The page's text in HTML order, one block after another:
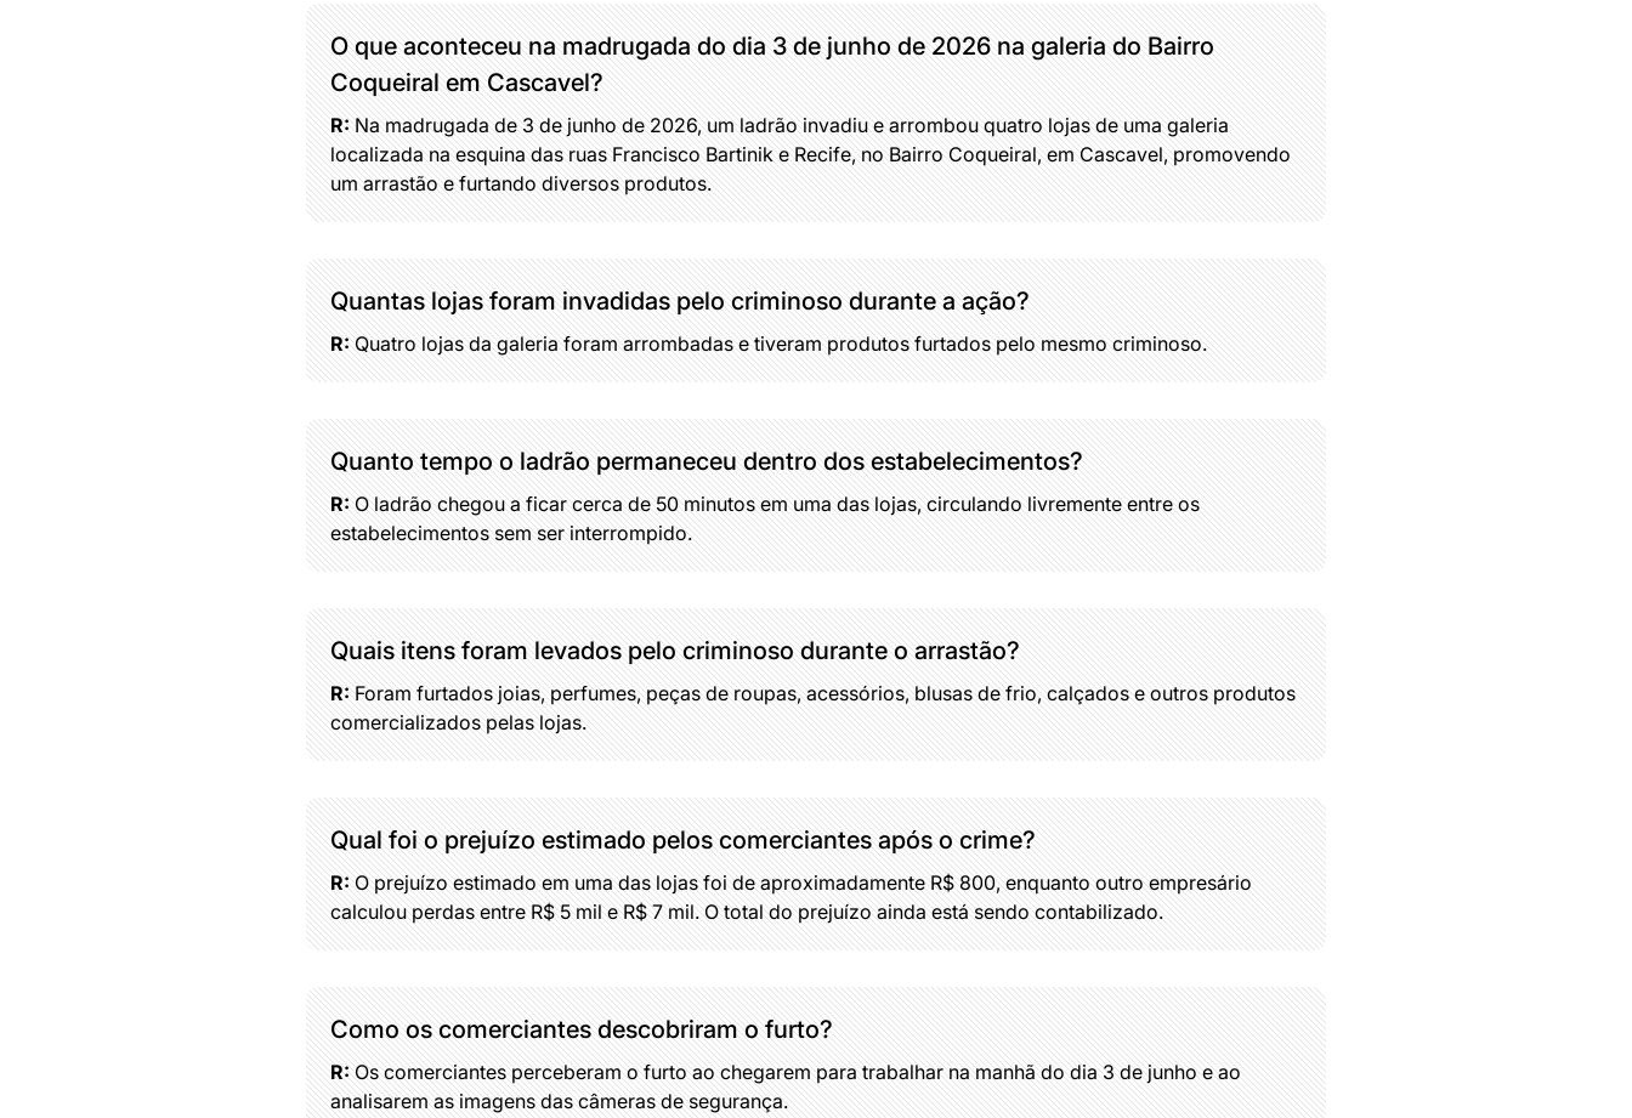
O que aconteceu na madrugada do dia 3 de junho de 2026 na galeria do Bairro
Coqueiral em Cascavel?
R:Na madrugada de 3 de junho de 2026, um ladrão invadiu e arrombou quatro lojas de uma galeria
localizada na esquina das ruas Francisco Bartinik e Recife, no Bairro Coqueiral, em Cascavel, promovendo
um arrastão e furtando diversos produtos.
Quantas lojas foram invadidas pelo criminoso durante a ação?
R:Quatro lojas da galeria foram arrombadas e tiveram produtos furtados pelo mesmo criminoso.
Quanto tempo o ladrão permaneceu dentro dos estabelecimentos?
R:O ladrão chegou a ficar cerca de 50 minutos em uma das lojas, circulando livremente entre os
estabelecimentos sem ser interrompido.
Quais itens foram levados pelo criminoso durante o arrastão?
R:Foram furtados joias, perfumes, peças de roupas, acessórios, blusas de frio, calçados e outros produtos
comercializados pelas lojas.
Qual foi o prejuízo estimado pelos comerciantes após o crime?
R:O prejuízo estimado em uma das lojas foi de aproximadamente R$ 800, enquanto outro empresário
calculou perdas entre R$ 5 mil e R$ 7 mil. O total do prejuízo ainda está sendo contabilizado.
Como os comerciantes descobriram o furto?
R:Os comerciantes perceberam o furto ao chegarem para trabalhar na manhã do dia 3 de junho e ao
analisarem as imagens das câmeras de segurança.